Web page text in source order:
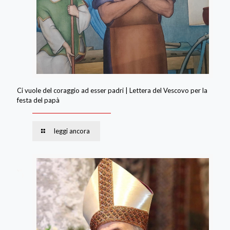
Ci vuole del coraggio ad esser padri | Lettera del Vescovo per la
festa del papà
leggi ancora